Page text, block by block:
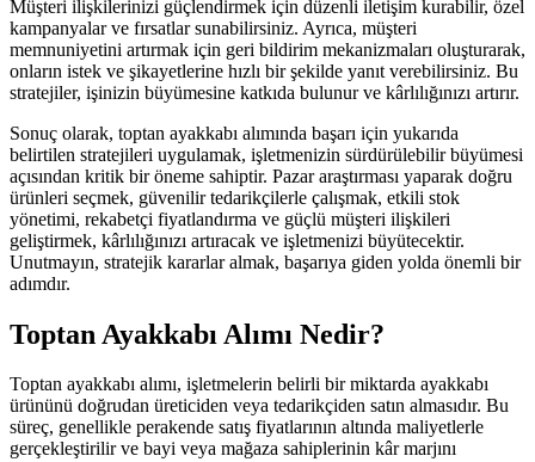
Müşteri ilişkilerinizi güçlendirmek için düzenli iletişim kurabilir, özel
kampanyalar ve fırsatlar sunabilirsiniz. Ayrıca, müşteri
memnuniyetini artırmak için geri bildirim mekanizmaları oluşturarak,
onların istek ve şikayetlerine hızlı bir şekilde yanıt verebilirsiniz. Bu
stratejiler, işinizin büyümesine katkıda bulunur ve kârlılığınızı artırır.
Sonuç olarak, toptan ayakkabı alımında başarı için yukarıda
belirtilen stratejileri uygulamak, işletmenizin sürdürülebilir büyümesi
açısından kritik bir öneme sahiptir. Pazar araştırması yaparak doğru
ürünleri seçmek, güvenilir tedarikçilerle çalışmak, etkili stok
yönetimi, rekabetçi fiyatlandırma ve güçlü müşteri ilişkileri
geliştirmek, kârlılığınızı artıracak ve işletmenizi büyütecektir.
Unutmayın, stratejik kararlar almak, başarıya giden yolda önemli bir
adımdır.
Toptan Ayakkabı Alımı Nedir?
Toptan ayakkabı alımı, işletmelerin belirli bir miktarda ayakkabı
ürününü doğrudan üreticiden veya tedarikçiden satın almasıdır. Bu
süreç, genellikle perakende satış fiyatlarının altında maliyetlerle
gerçekleştirilir ve bayi veya mağaza sahiplerinin kâr marjını